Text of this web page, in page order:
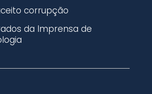
corrupção
da Imprensa de